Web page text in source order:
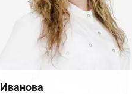
Иванова